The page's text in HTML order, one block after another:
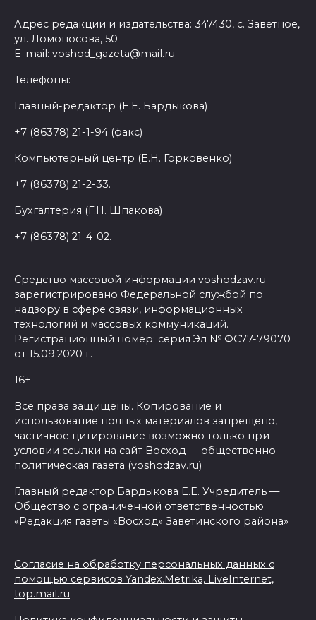
Адрес редакции и издательства: 347430, с. Заветное,
ул. Ломоносова, 50
E-mail: voshod_gazeta@mail.ru
Телефоны:
Главный-редактор (Е.Е. Бардыкова)
+7 (86378) 21-1-94 (факс)
Компьютерный центр (Е.Н. Горковенко)
+7 (86378) 21-2-33.
Бухгалтерия (Г.Н. Шпакова)
+7 (86378) 21-4-02.
Средство массовой информации voshodzav.ru
зарегистрировано Федеральной службой по
надзору в сфере связи, информационных
технологий и массовых коммуникаций.
Регистрационный номер: серия Эл № ФС77-79070
от 15.09.2020 г.
16+
Все права защищены. Копирование и
использование полных материалов запрещено,
частичное цитирование возможно только при
условии ссылки на сайт Восход — общественно-
политическая газета (voshodzav.ru)
Главный редактор Бардыкова Е.Е. Учредитель —
Общество с ограниченной ответственностью
«Редакция газеты «Восход» Заветинского района»
Согласие на обработку персональных данных с
помощью сервисов Yandex.Metrika, LiveInternet,
top.mail.ru